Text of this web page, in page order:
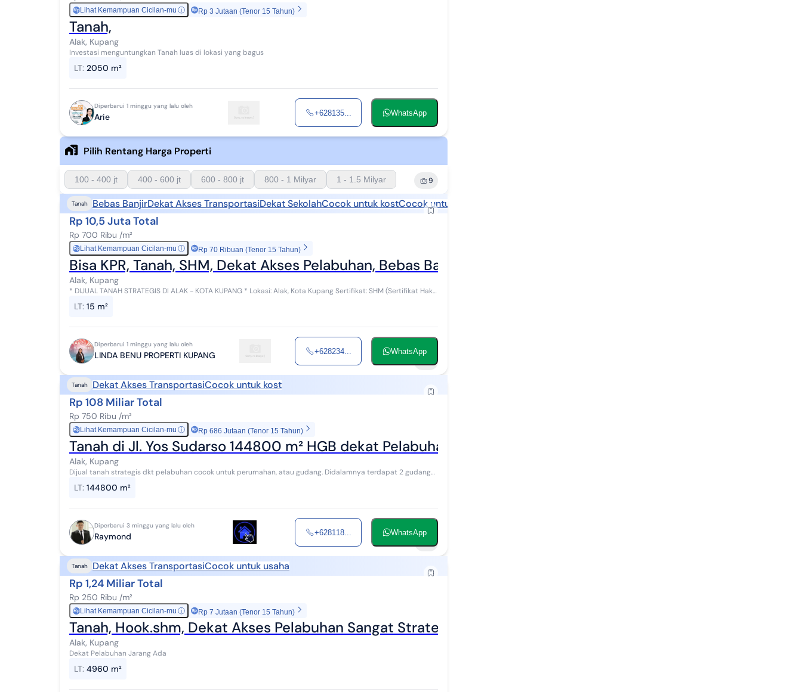
RpLihat Kemampuan Cicilan-mu ⓘ Rp 3 Jutaan (Tenor 15 Tahun)
Tanah,
Alak, Kupang
Investasi menguntungkan Tanah luas di lokasi yang bagus
LT: 2050 m²
Diperbarui 1 minggu yang lalu oleh
Arie +628135... WhatsApp
Pilih Rentang Harga Properti
100 - 400 jt 400 - 600 jt 600 - 800 jt 800 - 1 Milyar 1 - 1.5 Milyar 9
Tanah Bebas BanjirDekat Akses TransportasiDekat SekolahCocok untuk kostCocok untuk usaha
Rp 10,5 Juta Total
Rp 700 Ribu /m²
RpLihat Kemampuan Cicilan-mu ⓘ Rp 70 Ribuan (Tenor 15 Tahun)
Bisa KPR, Tanah, SHM, Dekat Akses Pelabuhan, Bebas Banjir,
Alak, Kupang
*️ DIJUAL TANAH STRATEGIS DI ALAK - KOTA KUPANG ️* Lokasi: Alak, Kota Kupang Sertifikat: SHM (Sertifikat Hak
LT: 15 m²
Diperbarui 1 minggu yang lalu oleh
LINDA BENU PROPERTI KUPANG +628234... WhatsApp
Tanah Dekat Akses TransportasiCocok untuk kost
Rp 108 Miliar Total
Rp 750 Ribu /m²
RpLihat Kemampuan Cicilan-mu ⓘ Rp 686 Jutaan (Tenor 15 Tahun)
Tanah di Jl. Yos Sudarso 144800 m² HGB dekat Pelabuhan
Alak, Kupang
Dijual tanah strategis dkt pelabuhan cocok untuk perumahan, atau gudang. Didalamnya terdapat 2 gudang
LT: 144800 m²
Diperbarui 3 minggu yang lalu oleh
Raymond +628118... WhatsApp
Tanah Dekat Akses TransportasiCocok untuk usaha
Rp 1,24 Miliar Total
Rp 250 Ribu /m²
RpLihat Kemampuan Cicilan-mu ⓘ Rp 7 Jutaan (Tenor 15 Tahun)
Tanah, Hook.shm, Dekat Akses Pelabuhan Sangat Strategis
Alak, Kupang
Dekat Pelabuhan Jarang Ada
LT: 4960 m²